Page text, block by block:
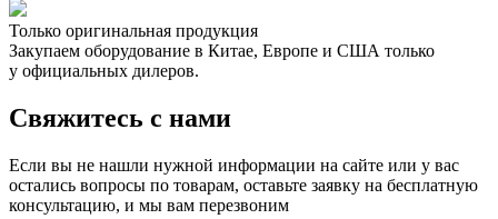
Только оригинальная продукция
Закупаем оборудование в Китае, Европе и США только
у официальных дилеров.
Свяжитесь с нами
Если вы не нашли нужной информации на сайте или у вас
остались вопросы по товарам, оставьте заявку на бесплатную
консультацию, и мы вам перезвоним